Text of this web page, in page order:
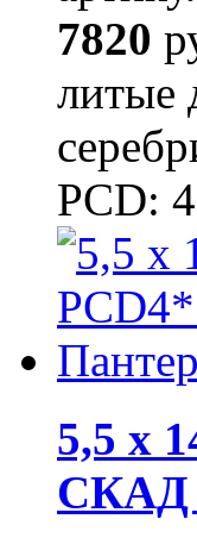
7820
литые
PCD:
5,5 x
СКАД